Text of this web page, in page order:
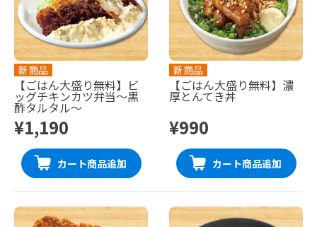
新商品
【ごはん大盛り無料】ビ
ッグチキンカツ弁当〜黒
酢タルタル〜
¥1,190
カート商品追加
新商品
【ごはん大盛り無料】濃
厚とんてき丼
¥990
カート商品追加